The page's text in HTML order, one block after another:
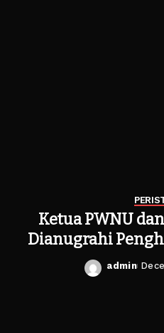
Ketua PWNU
Dianugrahi
Posted
admin